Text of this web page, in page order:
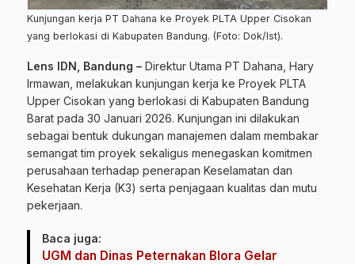
Kunjungan kerja PT Dahana ke Proyek PLTA Upper Cisokan
yang berlokasi di Kabupaten Bandung. (Foto: Dok/Ist).
Lens IDN, Bandung – Direktur Utama PT Dahana, Hary
Irmawan, melakukan kunjungan kerja ke Proyek PLTA
Upper Cisokan yang berlokasi di Kabupaten Bandung
Barat pada 30 Januari 2026. Kunjungan ini dilakukan
sebagai bentuk dukungan manajemen dalam membakar
semangat tim proyek sekaligus menegaskan komitmen
perusahaan terhadap penerapan Keselamatan dan
Kesehatan Kerja (K3) serta penjagaan kualitas dan mutu
pekerjaan.
Baca juga:
UGM dan Dinas Peternakan Blora Gelar